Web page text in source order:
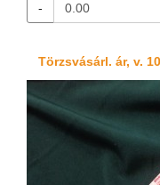
-
Törzsvásárl. ár, v.